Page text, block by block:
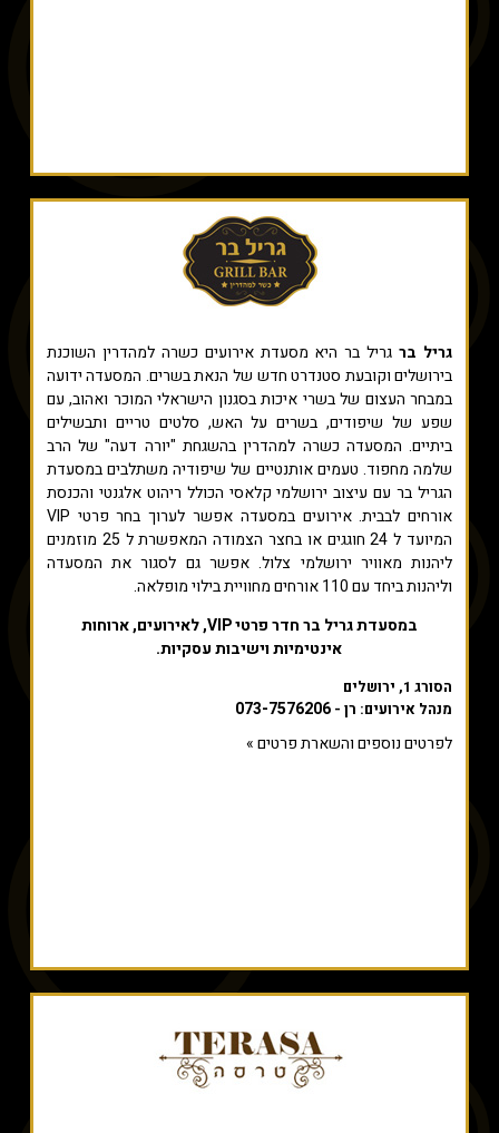
גריל ברגריל בר היא מסעדת אירועים כשרה למהדרין השוכנת
בירושלים וקובעת סטנדרט חדש של הנאת בשרים. המסעדה ידועה
במבחר העצום של בשרי איכות בסגנון הישראלי המוכר ואהוב, עם
שפע של שיפודים, בשרים על האש, סלטים טריים ותבשילים
ביתיים. המסעדה כשרה למהדרין בהשגחת "יורה דעה" של הרב
שלמה מחפוד. טעמים אותנטיים של שיפודיה משתלבים במסעדת
הגריל בר עם עיצוב ירושלמי קלאסי הכולל ריהוט אלגנטי והכנסת
אורחים לבבית. אירועים במסעדה אפשר לערוך בחר פרטי VIP
המיועד ל 24 חוגגים או בחצר הצמודה המאפשרת ל 25 מוזמנים
ליהנות מאוויר ירושלמי צלול. אפשר גם לסגור את המסעדה
וליהנות ביחד עם 110 אורחים מחוויית בילוי מופלאה.
במסעדת גריל בר חדר פרטי VIP, לאירועים, ארוחות
אינטימיות וישיבות עסקיות.
הסורג 1, ירושלים
מנהל אירועים: רן - 073-7576206
לפרטים נוספים והשארת פרטים »